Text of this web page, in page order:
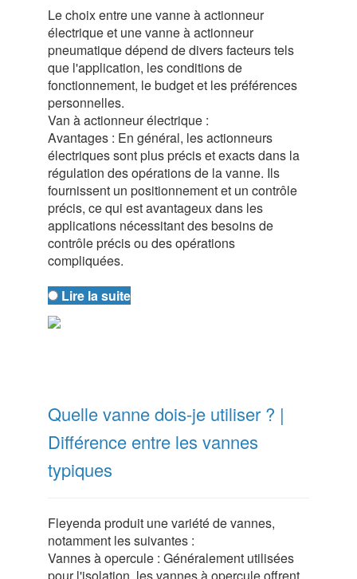
Le choix entre une vanne à actionneur
électrique et une vanne à actionneur
pneumatique dépend de divers facteurs tels
que l'application, les conditions de
fonctionnement, le budget et les préférences
personnelles.
Van à actionneur électrique :
Avantages : En général, les actionneurs
électriques sont plus précis et exacts dans la
régulation des opérations de la vanne. Ils
fournissent un positionnement et un contrôle
précis, ce qui est avantageux dans les
applications nécessitant des besoins de
contrôle précis ou des opérations
compliquées.
Lire la suite
Quelle vanne dois-je utiliser ? |
Différence entre les vannes
typiques
Fleyenda produit une variété de vannes,
notamment les suivantes :
Vannes à opercule : Généralement utilisées
pour l'isolation, les vannes à opercule offrent